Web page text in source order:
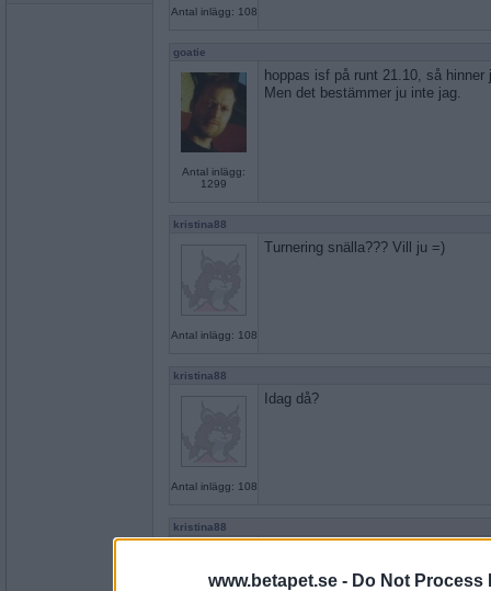
www.betapet.se - Do Not Process
Antal inlägg: 108
goatie
Antal inlägg:
1299
hoppas isf på runt 21.10, så
Men det bestämmer ju inte jag.
kristina88
Antal inlägg: 108
Turnering snälla??? Vill ju =)
kristina88
Antal inlägg: 108
Idag då?
kristina88